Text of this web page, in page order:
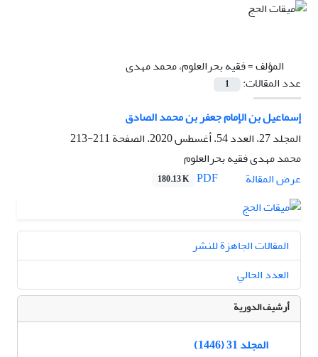
المؤلف =فقیه بحرالعلوم، محمد مهدی
عدد المقالات:
1
إسماعيل بن الإمام جعفر بن محمد الصادق
المجلد 27، العدد 54، أغسطس 2020، الصفحة
211-213
محمد مهدی فقیه بحرالعلوم
عرض المقالة
180.13 K
المقالات الجاهزة للنشر
العدد الحالي
أرشيف الدورية
المجلد 31 (1446)